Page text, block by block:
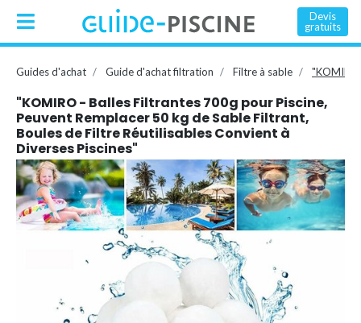
Devis
gratuits
Guides d'achat Guide d'achat filtration Filtre à sable "KOMIRO
"KOMIRO - Balles Filtrantes 700g pour Piscine,
Peuvent Remplacer 50 kg de Sable Filtrant,
Boules de Filtre Réutilisables Convient à
Diverses Piscines"